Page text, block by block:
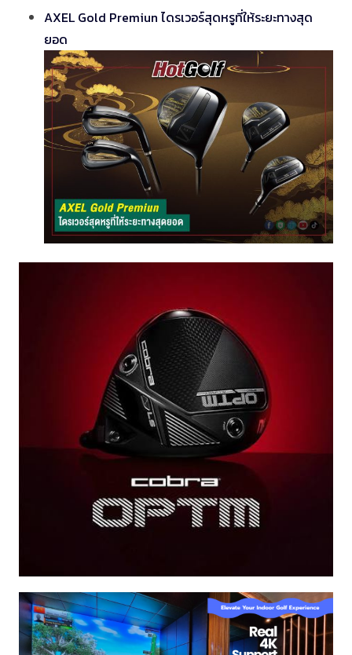
AXEL Gold Premiun ไดรเวอร์สุดหรูที่ให้ระยะทางสุด
ยอด